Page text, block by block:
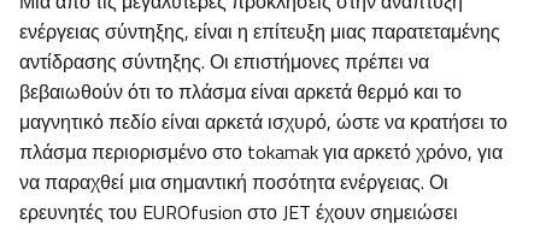
ενέργειας σύντηξης, είναι η επίτευξη μιας παρατεταμένης
αντίδρασης σύντηξης. Οι επιστήμονες πρέπει να
βεβαιωθούν ότι το πλάσμα είναι αρκετά θερμό και το
μαγνητικό πεδίο είναι αρκετά ισχυρό, ώστε να κρατήσει το
πλάσμα περιορισμένο στο tokamak για αρκετό χρόνο, για
να παραχθεί μια σημαντική ποσότητα ενέργειας. Οι
ερευνητές του EUROfusion στο JET έχουν σημειώσει